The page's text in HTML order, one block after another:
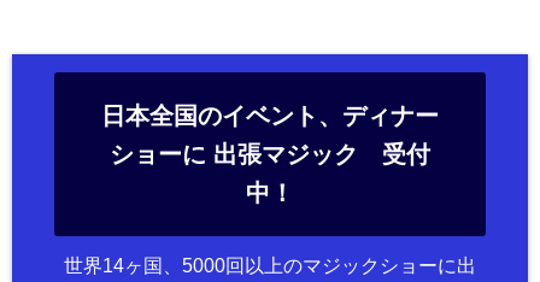
日本全国のイベント、ディナー
ショーに 出張マジック 受付
中！
世界14ヶ国、5000回以上のマジックショーに出